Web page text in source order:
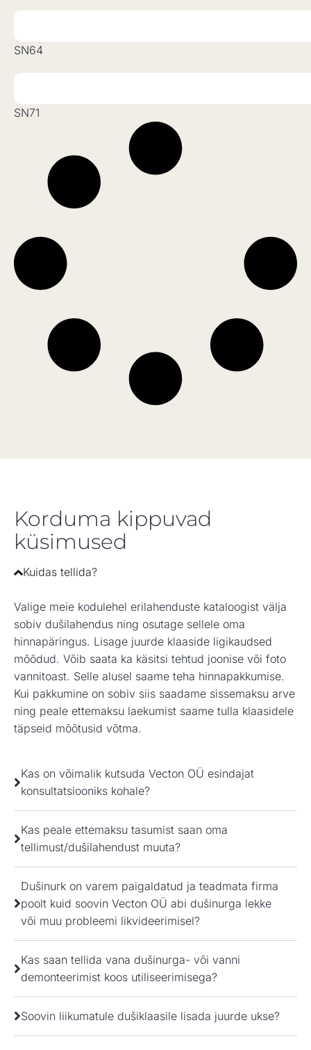
SN64
SN71
Korduma kippuvad
küsimused
Kuidas tellida?
Valige meie kodulehel erilahenduste kataloogist välja
sobiv dušilahendus ning osutage sellele oma
hinnapäringus. Lisage juurde klaaside ligikaudsed
mõõdud. Võib saata ka käsitsi tehtud joonise või foto
vannitoast. Selle alusel saame teha hinnapakkumise.
Kui pakkumine on sobiv siis saadame sissemaksu arve
ning peale ettemaksu laekumist saame tulla klaasidele
täpseid mõõtusid võtma.
Kas on võimalik kutsuda Vecton OÜ esindajat
konsultatsiooniks kohale?
Kas peale ettemaksu tasumist saan oma
tellimust/dušilahendust muuta?
Dušinurk on varem paigaldatud ja teadmata firma
poolt kuid soovin Vecton OÜ abi dušinurga lekke
või muu probleemi likvideerimisel?
Kas saan tellida vana dušinurga- või vanni
demonteerimist koos utiliseerimisega?
Soovin liikumatule dušiklaasile lisada juurde ukse?